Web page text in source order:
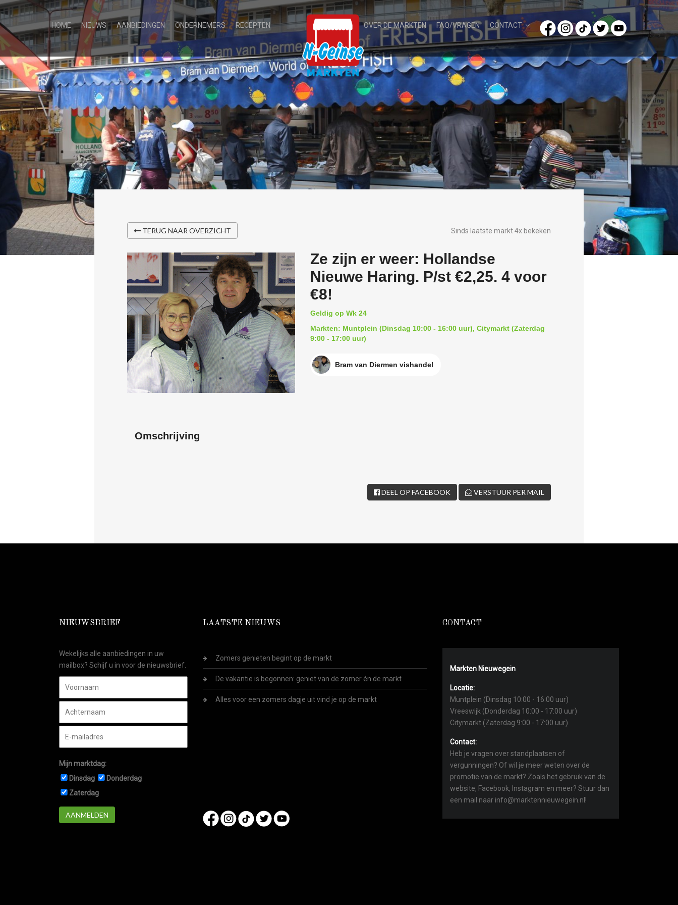
HOME NIEUWS AANBIEDINGEN ONDERNEMERS RECEPTEN OVER DE MARKTEN FAQ/VRAGEN CONTACT
TERUG NAAR OVERZICHT Sinds laatste markt 4x bekeken
Ze zijn er weer: Hollandse
Nieuwe Haring. P/st €2,25. 4 voor
€8!
Geldig op Wk 24
Markten: Muntplein (Dinsdag 10:00 - 16:00 uur), Citymarkt (Zaterdag
9:00 - 17:00 uur)
Bram van Diermen vishandel
Omschrijving
DEEL OP FACEBOOK VERSTUUR PER MAIL
NIEUWSBRIEF
Wekelijks alle aanbiedingen in uw
mailbox? Schijf u in voor de nieuwsbrief.
Mijn marktdag:
Dinsdag
Donderdag
Zaterdag
AANMELDEN
LAATSTE NIEUWS
Zomers genieten begint op de markt
De vakantie is begonnen: geniet van de zomer én de markt
Alles voor een zomers dagje uit vind je op de markt
CONTACT
Markten Nieuwegein
Locatie:
Muntplein (Dinsdag 10:00 - 16:00 uur)
Vreeswijk (Donderdag 10:00 - 17:00 uur)
Citymarkt (Zaterdag 9:00 - 17:00 uur)
Contact:
Heb je vragen over standplaatsen of
vergunningen? Of wil je meer weten over de
promotie van de markt? Zoals het gebruik van de
website, Facebook, Instagram en meer? Stuur dan
een mail naar info@marktennieuwegein.nl!